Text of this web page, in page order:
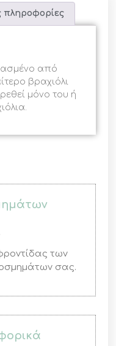
πληροφορίες
από
βραχιόλι
μόνο του ή
των
σας.